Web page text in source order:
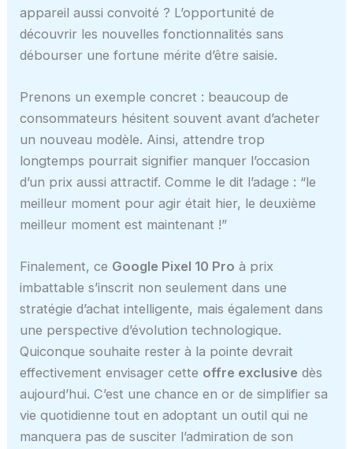
appareil aussi convoité ? L’opportunité de
découvrir les nouvelles fonctionnalités sans
débourser une fortune mérite d’être saisie.
Prenons un exemple concret : beaucoup de
consommateurs hésitent souvent avant d’acheter
un nouveau modèle. Ainsi, attendre trop
longtemps pourrait signifier manquer l’occasion
d’un prix aussi attractif. Comme le dit l’adage : “le
meilleur moment pour agir était hier, le deuxième
meilleur moment est maintenant !”
Finalement, ce Google Pixel 10 Pro à prix
imbattable s’inscrit non seulement dans une
stratégie d’achat intelligente, mais également dans
une perspective d’évolution technologique.
Quiconque souhaite rester à la pointe devrait
effectivement envisager cette offre exclusive dès
aujourd’hui. C’est une chance en or de simplifier sa
vie quotidienne tout en adoptant un outil qui ne
manquera pas de susciter l’admiration de son